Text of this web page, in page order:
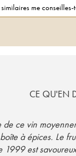
me conseilles-
CE QU'EN
de ce vin
à épices. Le
1999 est